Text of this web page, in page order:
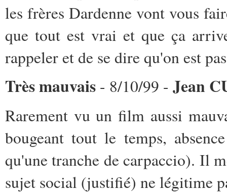
les frères Dardenne vont vous
que tout est vrai et que ça
rappeler et de se dire qu'on est
Très mauvais - 8/10/99 - Jean
Rarement vu un film aussi
bougeant tout le temps,
qu'une tranche de carpaccio). Il
sujet social (justifié) ne légitime